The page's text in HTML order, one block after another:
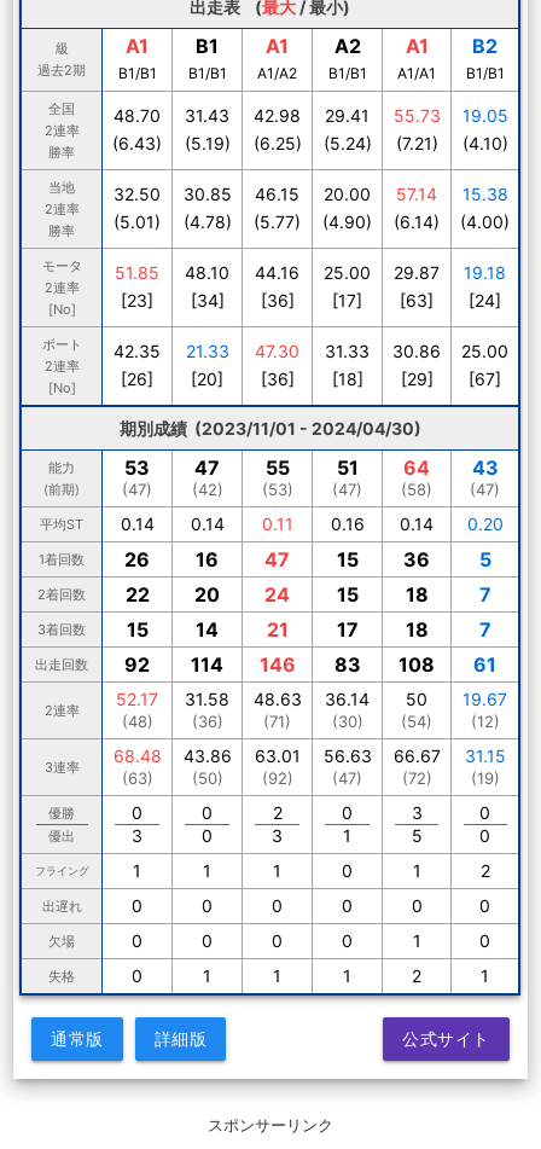
出走表 (最大 /最小)
級
過去2期
A1
B1/B1
B1
B1/B1
A1
A1/A2
A2
B1/B1
A1
A1/A1
B2
B1/B1
全国
2連率
勝率
48.70
(6.43)
31.43
(5.19)
42.98
(6.25)
29.41
(5.24)
55.73
(7.21)
19.05
(4.10)
当地
2連率
勝率
32.50
(5.01)
30.85
(4.78)
46.15
(5.77)
20.00
(4.90)
57.14
(6.14)
15.38
(4.00)
モータ
2連率
[No]
51.85
[23]
48.10
[34]
44.16
[36]
25.00
[17]
29.87
[63]
19.18
[24]
ボート
2連率
[No]
42.35
[26]
21.33
[20]
47.30
[36]
31.33
[18]
30.86
[29]
25.00
[67]
期別成績 (2023/11/01 - 2024/04/30)
能力
(前期)
53
(47)
47
(42)
55
(53)
51
(47)
64
(58)
43
(47)
平均ST 0.14 0.14 0.11 0.16 0.14 0.20
1着回数 26 16 47 15 36 5
2着回数 22 20 24 15 18 7
3着回数 15 14 21 17 18 7
出走回数 92 114 146 83 108 61
2連率
52.17
(48)
31.58
(36)
48.63
(71)
36.14
(30)
50
(54)
19.67
(12)
3連率
68.48
(63)
43.86
(50)
63.01
(92)
56.63
(47)
66.67
(72)
31.15
(19)
優勝
優出
0
3
0
0
2
3
0
1
3
5
0
0
フライング 1 1 1 0 1 2
出遅れ 0 0 0 0 0 0
欠場 0 0 0 0 1 0
失格 0 1 1 1 2 1
通常版 詳細版 公式サイト
スポンサーリンク